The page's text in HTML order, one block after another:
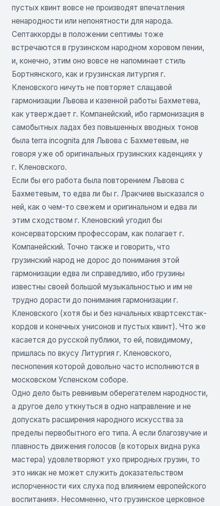
пустых квинт вовсе не производят впечатления
ненародности или непонятности для народа.
Септаккорды в положении септимы тоже
встречаются в грузинском народном хоровом пении,
и, конечно, этим оно вовсе не напоминает стиль
Бортнянского, как и грузинская литургия г.
Кленовского ничуть не повторяет слащавой
гармонизации Львова и казенной работы Бахметева,
как утверждает г. Компанейский, ибо гармонизация в
самобытных ладах без повышенных вводных тонов
была terra incognita для Львова с Бахметевым, не
говоря уже об оригинальных грузинских каденциях у
г. Кленовского.
Если бы его работа была повторением Львова с
Бахметевым, то едва ли бы г. Лракчиев высказался о
ней, как о чем-то свежем и оригинальном и едва ли
этим сходством г. Кленовский угодил бы
консерваторским профессорам, как полагает г.
Компанейский. Точно также и говорить, что
грузинский народ не дорос до понимания этой
гармонизации едва ли справедливо, ибо грузины
известны своей большой музыкальностью и им не
трудно дорасти до понимания гармонизации г.
Кленовского (хотя бы и без начальных квартсекстак-
кордов и конечных унисонов и пустых квинт). Что же
касается до русской публики, то ей, повидимому,
пришлась по вкусу Литургия г. Кленовского,
песнопения которой довольно часто исполниются в
московском Успенском соборе.
Одно дело быть ревнивым оберегателем народности,
а другое дело уткнуться в одно направление и не
допускать расширения народного искусства за
пределы первобытного его типа. А если благозвучие и
плавность движения голосов (в которых видна рука
мастера) удовлетворяют ухо природных грузин, то
это никак не может служить доказательством
испорченности «их слуха под влиянием европейского
воспитания». Несомненно, что грузинское церковное